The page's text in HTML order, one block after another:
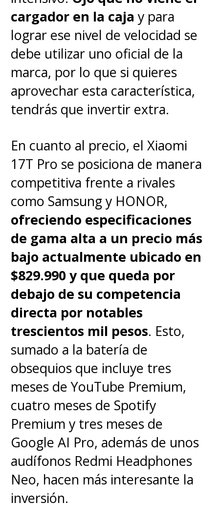
cargador en la caja y para
lograr ese nivel de velocidad se
debe utilizar uno oficial de la
marca, por lo que si quieres
aprovechar esta característica,
tendrás que invertir extra.
En cuanto al precio, el Xiaomi
17T Pro se posiciona de manera
competitiva frente a rivales
como Samsung y HONOR,
ofreciendo especificaciones
de gama alta a un precio más
bajo actualmente ubicado en
$829.990 y que queda por
debajo de su competencia
directa por notables
trescientos mil pesos. Esto,
sumado a la batería de
obsequios que incluye tres
meses de YouTube Premium,
cuatro meses de Spotify
Premium y tres meses de
Google AI Pro, además de unos
audífonos Redmi Headphones
Neo, hacen más interesante la
inversión.